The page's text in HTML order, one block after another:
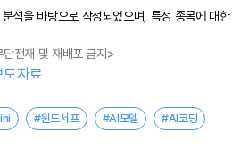
석을 바탕으로 작성되었으며, 특정 종목에 대한
전재 및 재배포 금지>
도자료
#윈드서프 #AI모델 #AI코딩